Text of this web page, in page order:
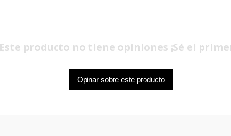
Este producto no tiene opiniones ¡Sé el
Opinar sobre este producto